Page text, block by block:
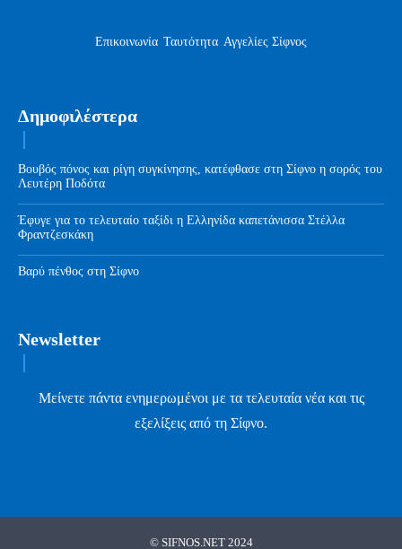
Επικοινωνία Ταυτότητα Αγγελίες Σίφνος
Δημοφιλέστερα
Βουβός πόνος και ρίγη συγκίνησης, κατέφθασε στη Σίφνο η σορός του
Λευτέρη Ποδότα
Έφυγε για το τελευταίο ταξίδι η Ελληνίδα καπετάνισσα Στέλλα
Φραντζεσκάκη
Βαρύ πένθος στη Σίφνο
Newsletter
Μείνετε πάντα ενημερωμένοι με τα τελευταία νέα και τις
εξελίξεις από τη Σίφνο.
© SIFNOS.NET 2024